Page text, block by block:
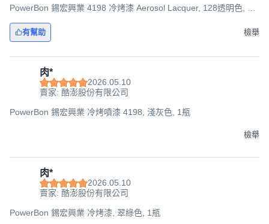
PowerBon 錫宏興業 4198 冷烤漆 Aerosol Lacquer, 128透明色, 1
有幫助 檢舉
肉*
2026.05.10
賣家: 酷澎股份有限公司
PowerBon 錫宏興業 冷烤噴漆 4198, 淺灰色, 1瓶
檢舉
肉*
2026.05.10
賣家: 酷澎股份有限公司
PowerBon 錫宏興業 冷烤漆, 翠綠色, 1瓶